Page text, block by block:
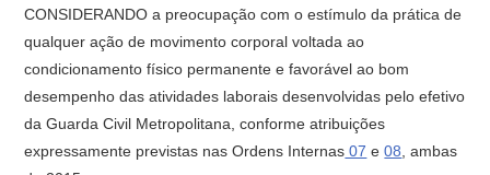
CONSIDERANDO a preocupação com o estímulo da prática de
qualquer ação de movimento corporal voltada ao
condicionamento físico permanente e favorável ao bom
desempenho das atividades laborais desenvolvidas pelo efetivo
da Guarda Civil Metropolitana, conforme atribuições
expressamente previstas nas Ordens Internas 07 e08 , ambas